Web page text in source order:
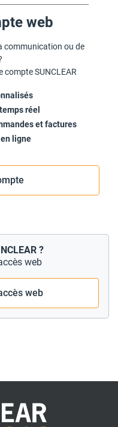
web
communication ou de
compte SUNCLEAR
réel
et factures
ligne
?
web
web